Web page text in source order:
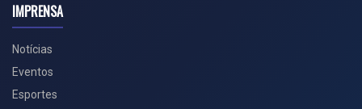
IMPRENSA
Notícias
Eventos
Esportes